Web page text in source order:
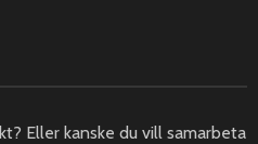
Eller kanske du vill samarbeta